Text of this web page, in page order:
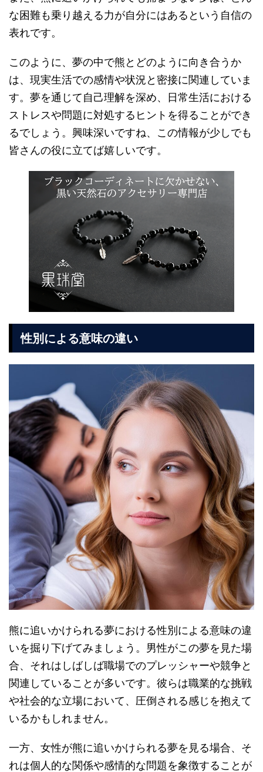
な困難も乗り越える力が自分にはあるという自信の
表れです。
このように、夢の中で熊とどのように向き合うか
は、現実生活での感情や状況と密接に関連していま
す。夢を通じて自己理解を深め、日常生活における
ストレスや問題に対処するヒントを得ることができ
るでしょう。興味深いですね、この情報が少しでも
皆さんの役に立てば嬉しいです。
性別による意味の違い
熊に追いかけられる夢における性別による意味の違
いを掘り下げてみましょう。男性がこの夢を見た場
合、それはしばしば職場でのプレッシャーや競争と
関連していることが多いです。彼らは職業的な挑戦
や社会的な立場において、圧倒される感じを抱えて
いるかもしれません。
一方、女性が熊に追いかけられる夢を見る場合、そ
れは個人的な関係や感情的な問題を象徴することが